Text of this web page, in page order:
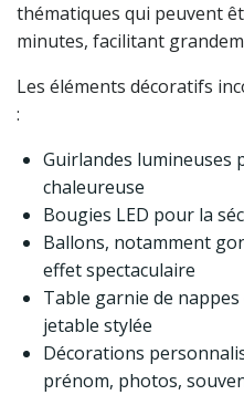
thématiques qui peuvent
minutes, facilitant
Les éléments décoratifs
:
Guirlandes lumineuses
chaleureuse
Bougies LED pour la
Ballons, notamment
effet spectaculaire
Table garnie de
jetable stylée
Décorations
prénom, photos,